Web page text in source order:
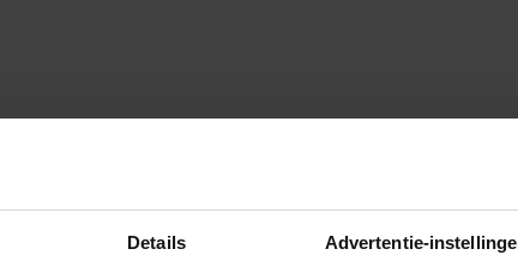
Details Advertentie-